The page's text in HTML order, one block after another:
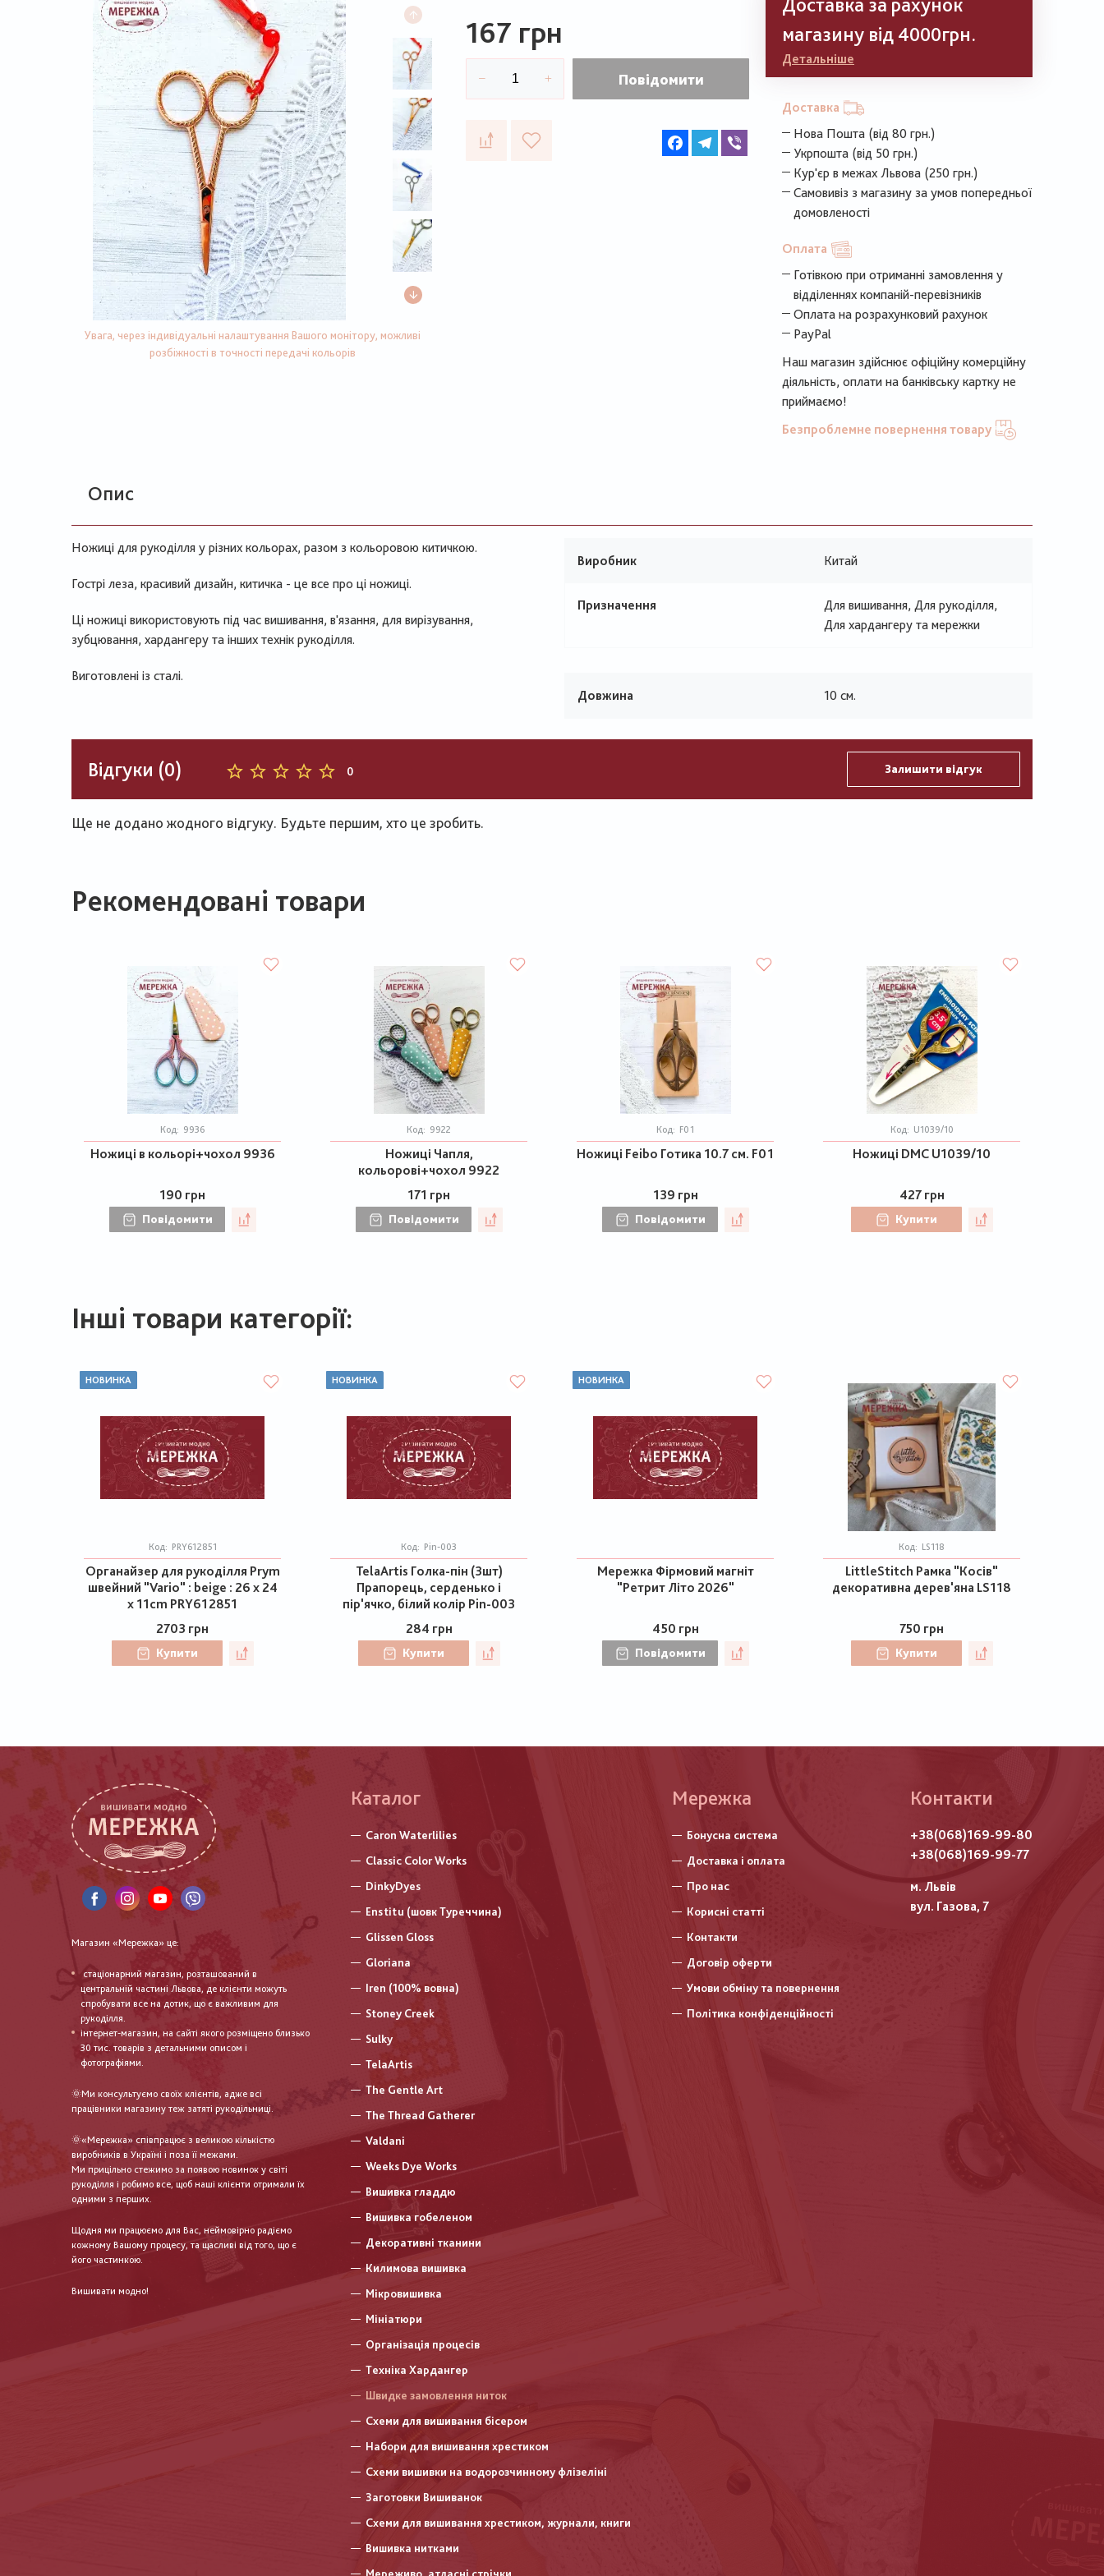
Увага, через індивідуальні налаштування Вашого монітору, можливі
розбіжності в точності передачі кольорів
167 грн
Повідомити
FacebookTelegram
магазину від 4000грн.
Детальніше
Доставка
Нова Пошта (від 80 грн.)
Укрпошта (від 50 грн.)
Кур'єр в межах Львова (250 грн.)
Самовивіз з магазину за умов попередньої
домовленості
Оплата
Готівкою при отриманні замовлення у
відділеннях компаній-перевізників
Оплата на розрахунковий рахунок
PayPal
Наш магазин здійснює офіційну комерційну
діяльність, оплати на банківську картку не
приймаємо!
Безпроблемне повернення товару
Опис
Ножиці для рукоділля у різних кольорах, разом з кольоровою китичкою.
Гострі леза, красивий дизайн, китичка - це все про ці ножиці.
Ці ножиці використовують під час вишивання, в'язання, для вирізування,
зубцювання, хардангеру та інших технік рукоділля.
Виготовлені із сталі.
Виробник Китай
Призначення
Для вишивання, Для рукоділля,
Для хардангеру та мережки
Довжина 10 см.
Відгуки (0) 0 Залишити відгук
Ще не додано жодного відгуку. Будьте першим, хто це зробить.
Рекомендовані товари
Код: 9936
Ножиці в кольорі+чохол 9936
190 грн
Повідомити
Код: 9922
Ножиці Чапля,
кольорові+чохол 9922
171 грн
Повідомити
Код: F01
Ножиці Feibo Готика 10.7 см. F01
139 грн
Повідомити
Код: U1039/10
Ножиці DMC U1039/10
427 грн
Купити
Інші товари категорії:
НОВИНКА
Код: PRY612851
Органайзер для рукоділля Prym
швейний "Vario" : beige : 26 x 24
x 11cm PRY612851
2703 грн
Купити
НОВИНКА
Код: Pin-003
TelaArtis Голка-пін (3шт)
Прапорець, серденько і
пір'ячко, білий колір Pin-003
284 грн
Купити
НОВИНКА
Мережка Фірмовий магніт
"Ретрит Літо 2026"
450 грн
Повідомити
Код: LS118
LittleStitch Рамка "Косів"
декоративна дерев'яна LS118
750 грн
Купити
Магазин «Мережка» це:
стаціонарний магазин, розташований в
центральній частині Львова, де клієнти можуть
спробувати все на дотик, що є важливим для
рукоділля.
інтернет-магазин, на сайті якого розміщено близько
30 тис. товарів з детальними описом і
фотографіями.
🌞Ми консультуємо своїх клієнтів, адже всі
працівники магазину теж затяті рукодільниці.
🌞«Мережка» співпрацює з великою кількістю
виробників в Україні і поза її межами.
Ми прицільно стежимо за появою новинок у світі
рукоділля і робимо все, щоб наші клієнти отримали їх
одними з перших.
Щодня ми працюємо для Вас, неймовірно радіємо
кожному Вашому процесу, та щасливі від того, що є
його частинкою.
Вишивати модно!
Каталог
Caron Waterlilies
Classic Color Works
DinkyDyes
Enstitu (шовк Туреччина)
Glissen Gloss
Gloriana
Iren (100% вовна)
Stoney Creek
Sulky
TelaArtis
The Gentle Art
The Thread Gatherer
Valdani
Weeks Dye Works
Вишивка гладдю
Вишивка гобеленом
Декоративні тканини
Килимова вишивка
Мікровишивка
Мініатюри
Організація процесів
Техніка Хардангер
Швидке замовлення ниток
Схеми для вишивання бісером
Набори для вишивання хрестиком
Схеми вишивки на водорозчинному флізеліні
Заготовки Вишиванок
Схеми для вишивання хрестиком, журнали, книги
Вишивка нитками
Меню
нижнього
колонтитулу
Мережка
Бонусна система
Доставка і оплата
Про нас
Корисні статті
Контакти
Договір оферти
Умови обміну та повернення
Політика конфіденційності
Контакти
+38(068)169-99-80
+38(068)169-99-77
м. Львів
вул. Газова, 7